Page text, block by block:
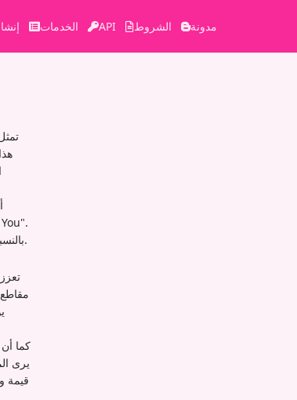
الخدمات API الشروط مدونة
بالنسبة للعلامات التجارية والمؤثرين، يوفر تتبع التنزيلات رؤى قيمة حول المحتوى الذي يلقى صدى أكبر لدى جمهورهم.
كما أن
يرى
قيمة